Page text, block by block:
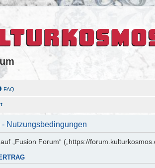
FAQ
- Nutzungsbedingungen
„Fusion Forum“ („https://